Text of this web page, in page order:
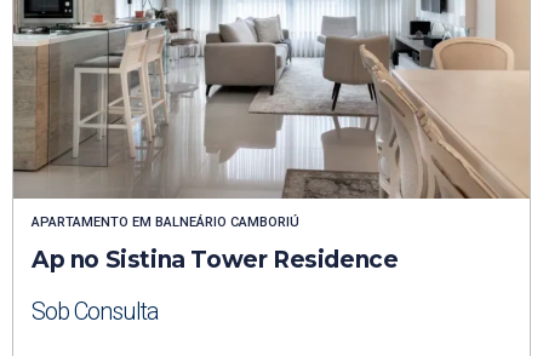
APARTAMENTO EM BALNEÁRIO CAMBORIÚ
Ap no Sistina Tower Residence
Sob Consulta